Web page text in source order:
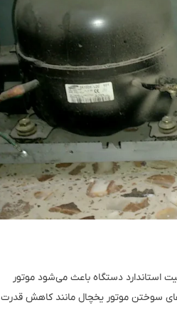
استاندارد دستگاه باعث می‌شود موتور
سوختن موتور یخچال مانند کاهش قدرت